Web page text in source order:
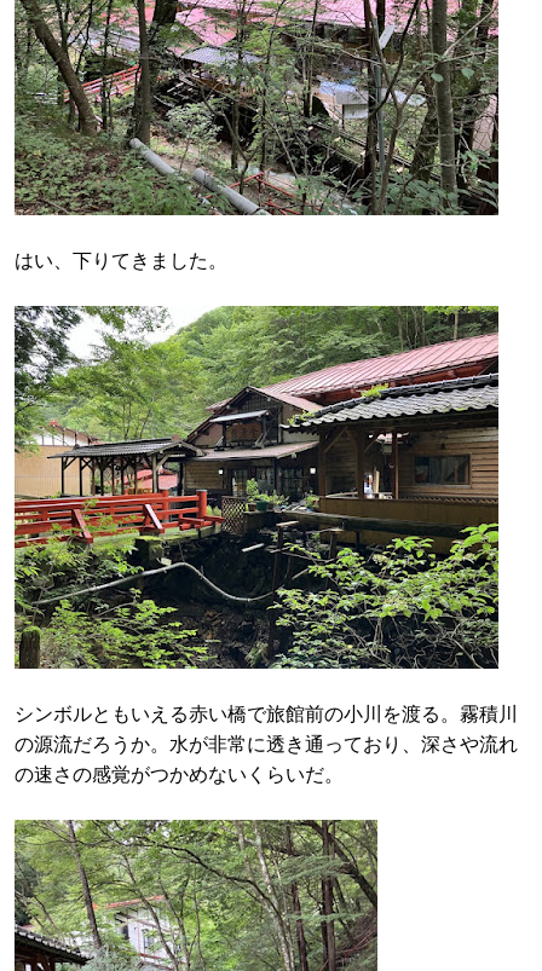
はい、下りてきました。
シンボルともいえる赤い橋で旅館前の小川を渡る。霧積川
の源流だろうか。水が非常に透き通っており、深さや流れ
の速さの感覚がつかめないくらいだ。